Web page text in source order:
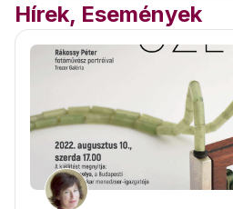
Hírek, Események